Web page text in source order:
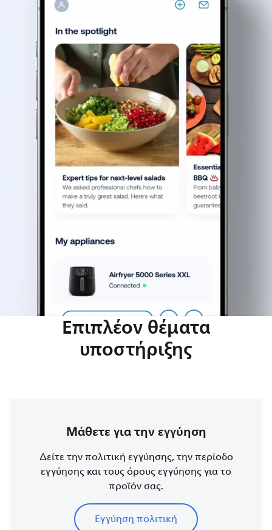
Επιπλέον θέματα
υποστήριξης
Μάθετε για την εγγύηση
Δείτε την πολιτική εγγύησης, την περίοδο
εγγύησης και τους όρους εγγύησης για το
προϊόν σας.
Εγγύηση πολιτική